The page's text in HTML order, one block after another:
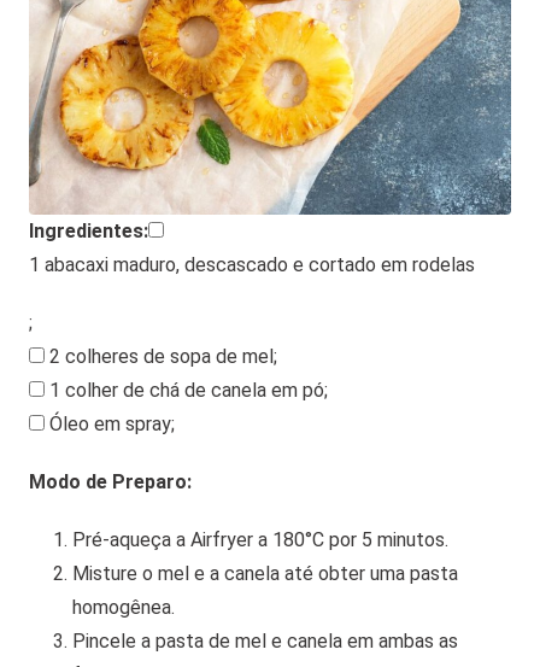
Ingredientes:
1 abacaxi maduro, descascado e cortado em rodelas
;
2 colheres de sopa de mel ;
1 colher de chá de canela em pó;
Óleo em spray;
Modo de Preparo:
Pré-aqueça a Airfryer a 180°C por 5 minutos.
Misture o mel e a canela até obter uma pasta
homogênea.
Pincele a pasta de mel e canela em ambas as